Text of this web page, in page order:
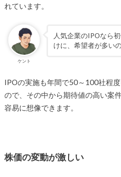
れています。
ケント
人気企業のIPOなら
けに、希望者が多い
IPOの実施も年間で50～100社程
ので、その中から期待値の高い案
容易に想像できます。
株価の変動が激しい